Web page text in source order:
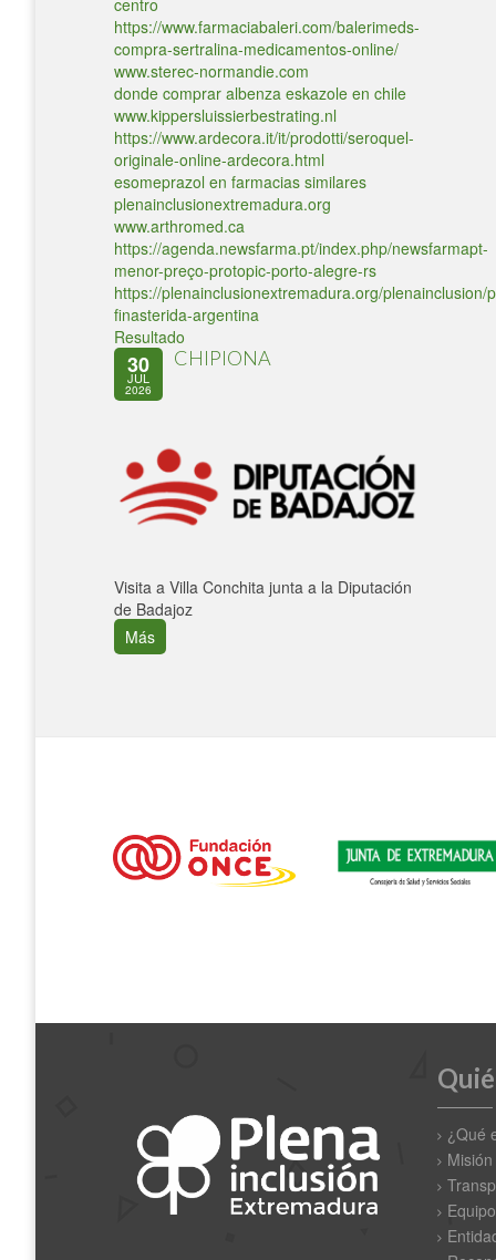
centro
https://www.farmaciabaleri.com/balerimeds-
compra-sertralina-medicamentos-online/
www.sterec-normandie.com
donde comprar albenza eskazole en chile
www.kippersluissierbestrating.nl
https://www.ardecora.it/it/prodotti/seroquel-
originale-online-ardecora.html
esomeprazol en farmacias similares
plenainclusionextremadura.org
www.arthromed.ca
https://agenda.newsfarma.pt/index.php/newsfarmapt-
menor-preço-protopic-porto-alegre-rs
https://plenainclusionextremadura.org/plenainclusion/
finasterida-argentina
Resultado
30
JUL
2026
CHIPIONA
Visita a Villa Conchita junta a la Diputación
de Badajoz
Más
¿Qué
Misión
Equipo